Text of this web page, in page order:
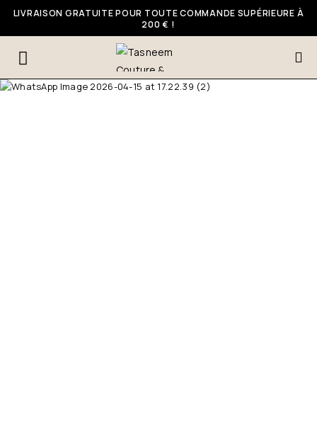
LIVRAISON GRATUITE POUR TOUTE COMMANDE SUPÉRIEURE À
200 € !